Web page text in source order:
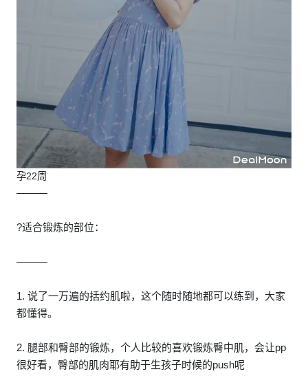
孕22周
———
?适合锻炼的部位：
———
1. 说了一万遍的括约肌啦，这个随时随地都可以练到，大家
都懂得。
2. 腿部和臀部的锻炼，个人比较的喜欢锻炼臀中肌，会让pp
很好看，臀部的肌肉耶有助于生孩子时候的push呢